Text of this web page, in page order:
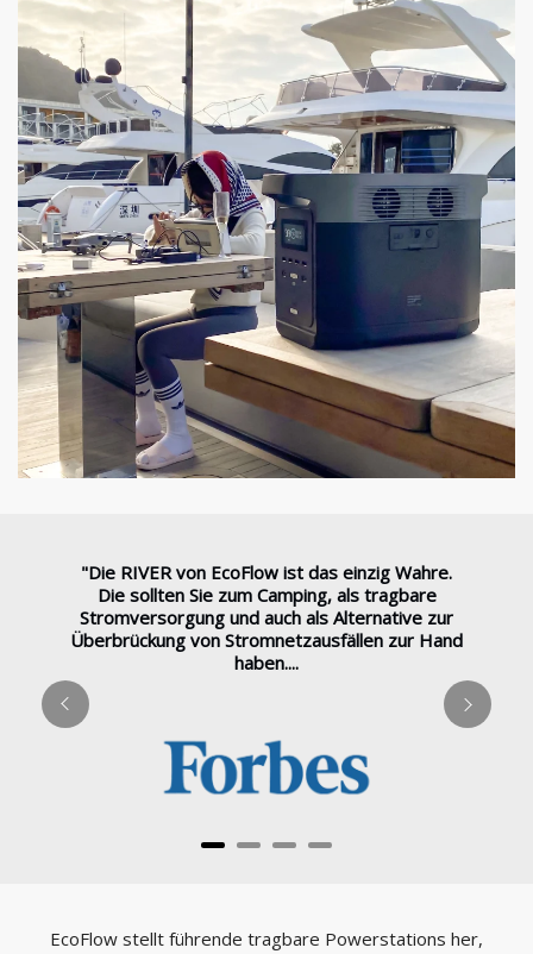
"Die RIVER von EcoFlow ist das einzig Wahre.
Die sollten Sie zum Camping, als tragbare
Stromversorgung und auch als Alternative zur
Überbrückung von Stromnetzausfällen zur Hand
haben....
EcoFlow stellt führende tragbare Powerstations her,